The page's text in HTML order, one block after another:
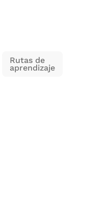
Rutas de
aprendizaje